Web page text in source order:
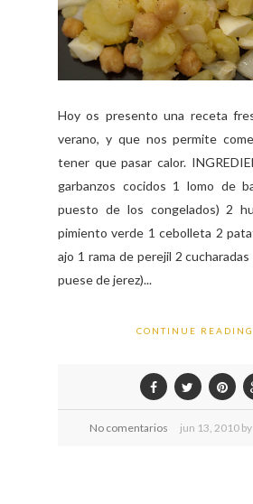
Hoy os presento una receta
verano, y que nos permite
tener que pasar calor.
garbanzos cocidos 1 lomo de
puesto de los congelados) 2
pimiento verde 1 cebolleta 2
ajo 1 rama de perejil 2
puese de jerez)...
CONTINUE READING
No comentarios jun 13, 2010 by